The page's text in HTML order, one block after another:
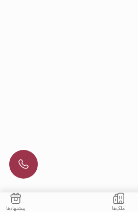
ملک‌ها پیشنهادها